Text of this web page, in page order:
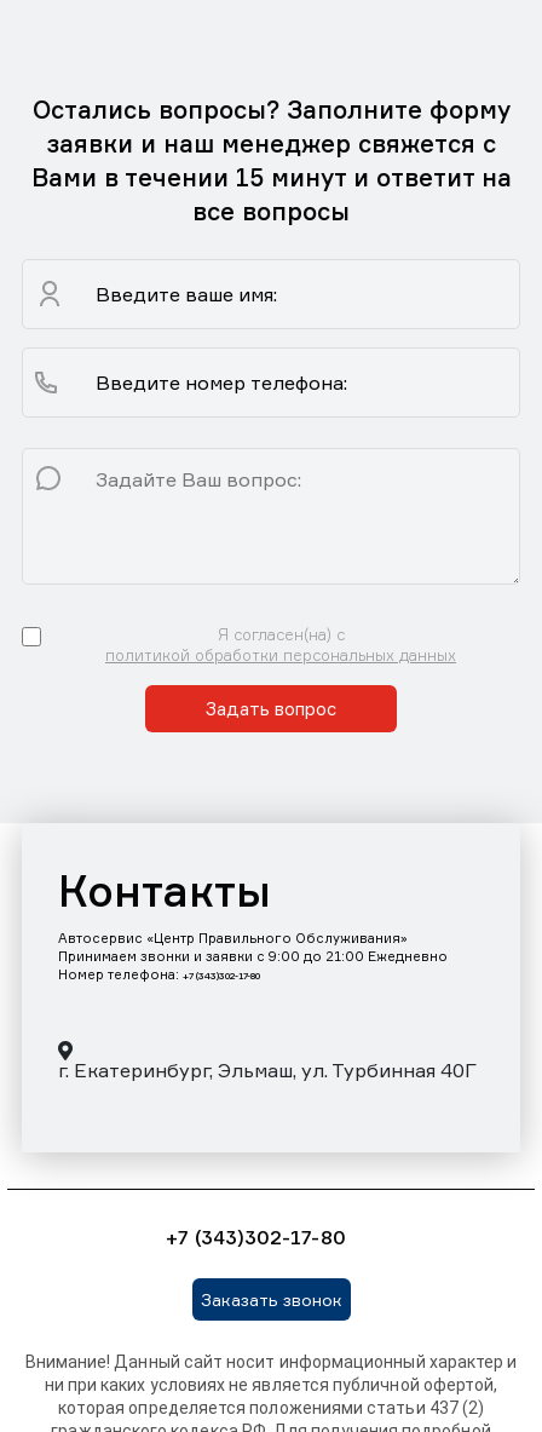
Остались вопросы? Заполните форму
заявки и наш менеджер свяжется с
Вами в течении 15 минут и ответит на
все вопросы
Я согласен(на) с
политикой обработки персональных данных
Задать вопрос
Контакты
Автосервис «Центр Правильного Обслуживания»
Принимаем звонки и заявки с 9:00 до 21:00 Ежедневно
Номер телефона: +7 (343)302-17-80
г. Екатеринбург, Эльмаш, ул. Турбинная 40Г
+7 (343)302-17-80
Заказать звонок
Внимание! Данный сайт носит информационный характер и
ни при каких условиях не является публичной офертой,
которая определяется положениями статьи 437 (2)